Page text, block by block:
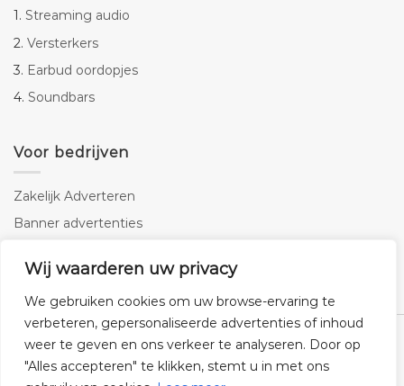
Wij waarderen uw privacy
We gebruiken cookies om uw browse-ervaring te
verbeteren, gepersonaliseerde advertenties of inhoud
weer te geven en ons verkeer te analyseren. Door op
"Alles accepteren" te klikken, stemt u in met ons
1. Streaming audio
2. Versterkers
3. Earbud oordopjes
4. Soundbars
Voor bedrijven
Zakelijk Adverteren
Banner advertenties
SEO copywriting